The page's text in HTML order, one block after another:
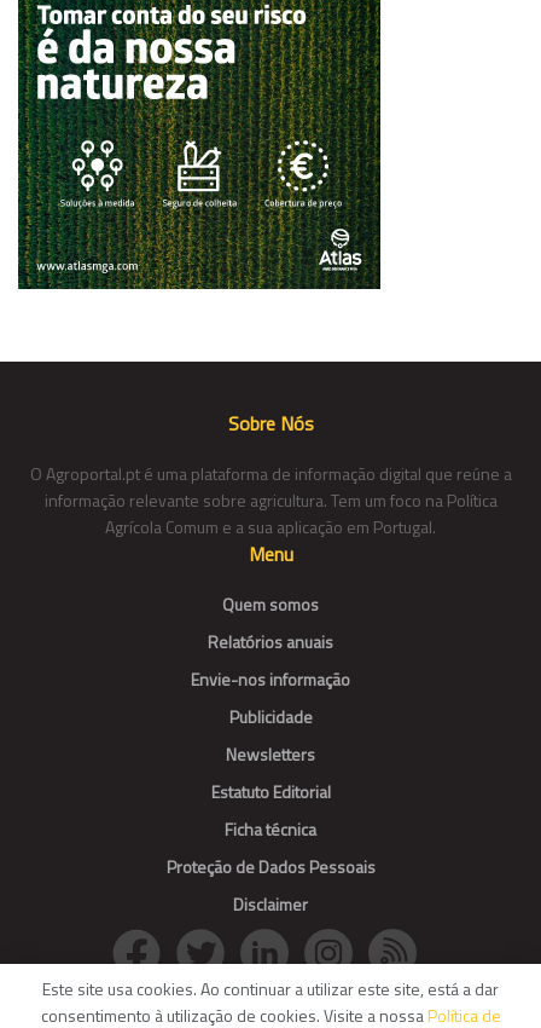
Sobre Nós
O Agroportal.pt é uma plataforma de informação digital que reúne a
informação relevante sobre agricultura. Tem um foco na Política
Agrícola Comum e a sua aplicação em Portugal.
Menu
Quem somos
Relatórios anuais
Envie-nos informação
Publicidade
Newsletters
Estatuto Editorial
Ficha técnica
Proteção de Dados Pessoais
Disclaimer
Este site usa cookies. Ao continuar a utilizar este site, está a dar
consentimento à utilização de cookies. Visite a nossaPolítica de